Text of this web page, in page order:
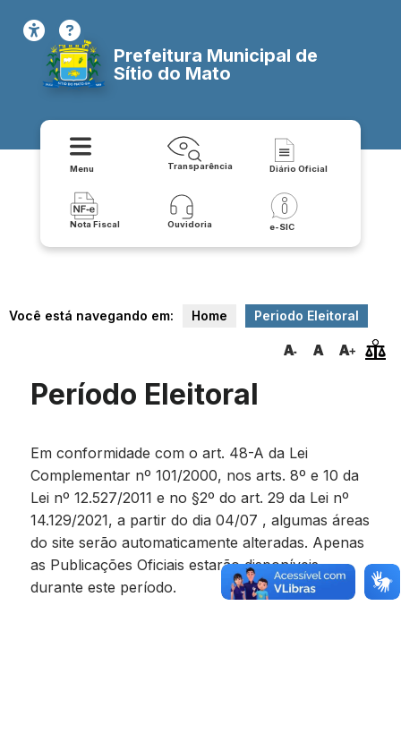
Prefeitura Municipal de
Sítio do Mato
Menu Transparência Diário Oficial
Nota Fiscal Ouvidoria e-SIC
Você está navegando em: Home Periodo Eleitoral
Período Eleitoral
Em conformidade com o art. 48-A da Lei
Complementar nº 101/2000, nos arts. 8º e 10 da
Lei nº 12.527/2011 e no §2º do art. 29 da Lei nº
14.129/2021, a partir do dia 04/07 , algumas áreas
do site serão automaticamente alteradas. Apenas
as Publicações Oficiais estarão disponíveis
durante este período.